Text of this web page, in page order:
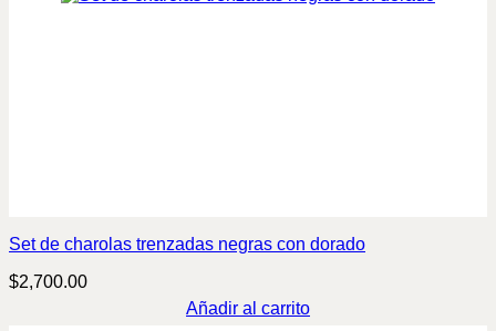
Set de charolas trenzadas negras con dorado
$2,700.00
Añadir al carrito